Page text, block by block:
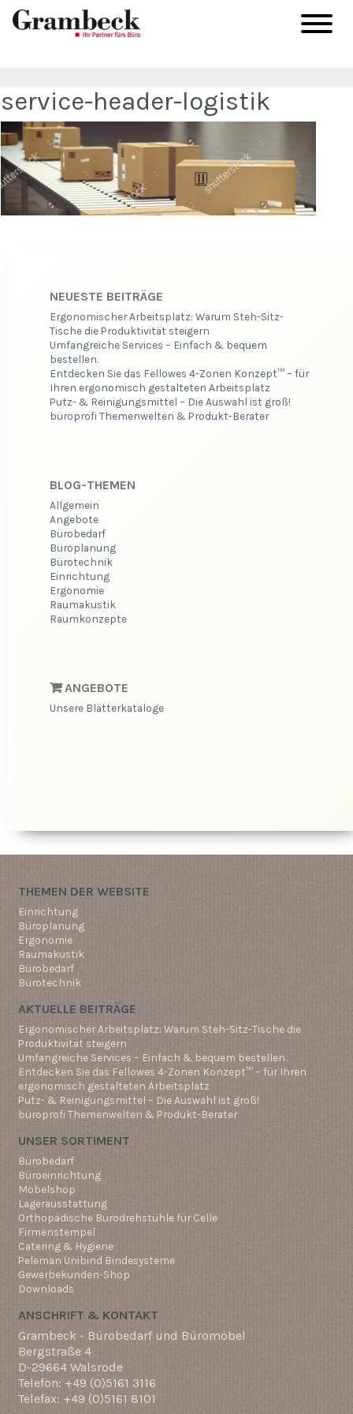
service-header-logistik
NEUESTE BEITRÄGE
Ergonomischer Arbeitsplatz: Warum Steh-Sitz-
Tische die Produktivität steigern
Umfangreiche Services – Einfach & bequem
bestellen.
Entdecken Sie das Fellowes 4-Zonen Konzept™ – für
Ihren ergonomisch gestalteten Arbeitsplatz
Putz- & Reinigungsmittel – Die Auswahl ist groß!
büroprofi Themenwelten & Produkt-Berater
BLOG-THEMEN
Allgemein
Angebote
Bürobedarf
Büroplanung
Bürotechnik
Einrichtung
Ergonomie
Raumakustik
Raumkonzepte
ANGEBOTE
Unsere Blätterkataloge
THEMEN DER WEBSITE
Einrichtung
Büroplanung
Ergonomie
Raumakustik
Bürobedarf
Bürotechnik
AKTUELLE BEITRÄGE
Ergonomischer Arbeitsplatz: Warum Steh-Sitz-Tische die
Produktivität steigern
Umfangreiche Services – Einfach & bequem bestellen.
Entdecken Sie das Fellowes 4-Zonen Konzept™ – für Ihren
ergonomisch gestalteten Arbeitsplatz
Putz- & Reinigungsmittel – Die Auswahl ist groß!
büroprofi Themenwelten & Produkt-Berater
UNSER SORTIMENT
Bürobedarf
Büroeinrichtung
Möbelshop
Lagerausstattung
Orthopädische Bürodrehstühle für Celle
Firmenstempel
Catering & Hygiene
Peleman Unibind Bindesysteme
Gewerbekunden-Shop
Downloads
ANSCHRIFT & KONTAKT
Grambeck - Bürobedarf und Büromöbel
Bergstraße 4
D-29664 Walsrode
Telefon: +49 (0)5161 3116
Telefax: +49 (0)5161 8101